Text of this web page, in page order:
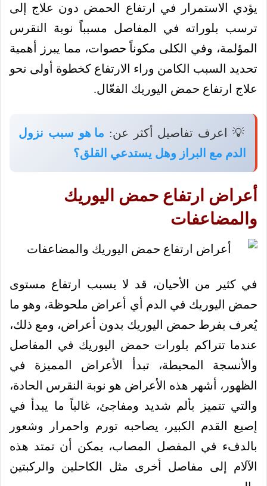
يؤدي الاستمرار في ارتفاع الحمض دون علاج إلى
ترسب بلوراته في المفاصل مسبباً نوبة النقرس
المؤلمة، وفي الكلى مكوناً حصوات، مما يبرز أهمية
تحديد السبب الكامن وراء الارتفاع كخطوة أولى نحو
علاج ارتفاع حمض اليوريك الفعّال.
💡 اعرف تفاصيل أكثر عن: ما هو سبب نزول
الدم مع البراز وهل يستدعي القلق؟
أعراض ارتفاع حمض اليوريك
والمضاعفات
في كثير من الأحيان، قد لا يسبب ارتفاع مستوى
حمض اليوريك في الدم أي أعراض ملحوظة، وهو ما
يُعرف بفرط حمض اليوريك بدون أعراض، ومع ذلك،
عندما تتراكم بلورات حمض اليوريك في المفاصل
والأنسجة المحيطة، تبدأ الأعراض المميزة في
الظهور، أشهر هذه الأعراض هو نوبة النقرس الحادة،
والتي تتميز بألم شديد ومفاجئ، غالباً ما يبدأ في
إصبع القدم الكبير، يصاحبه تورم واحمرار وشعور
بالدفء في المفصل المصاب، يمكن أن تمتد هذه
الآلام إلى مفاصل أخرى مثل الكاحلين والركبتين